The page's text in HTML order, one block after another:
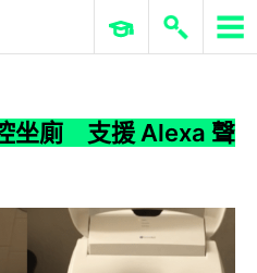
ERP 與商業 AI
坐廁 支援 Alexa 聲